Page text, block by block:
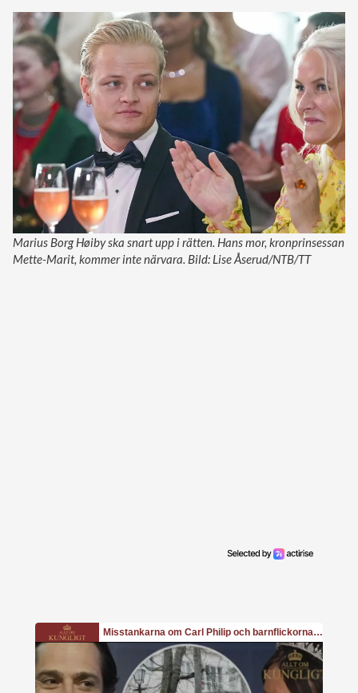
Marius Borg Høiby ska snart upp i rätten. Hans mor, kronprinsessan
Mette-Marit, kommer inte närvara. Bild: Lise Åserud/NTB/TT